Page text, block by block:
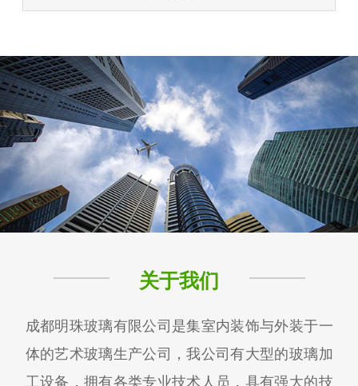
关于我们
成都明珠玻璃有限公司是集室内装饰与外装于一
体的艺术玻璃生产公司，我公司有大型的玻璃加
工设备，拥有各类专业技术人员，具有强大的技